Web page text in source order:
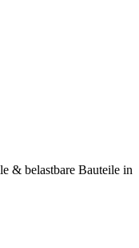
& belastbare Bauteile in